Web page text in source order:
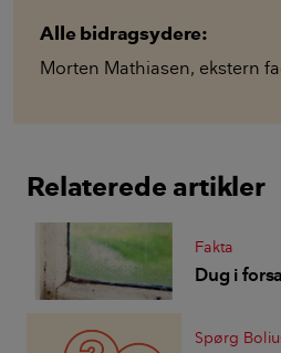
Alle bidragsydere:
Morten Mathiasen, ekstern
Relaterede artikler
Fakta
Dug i
Spørg